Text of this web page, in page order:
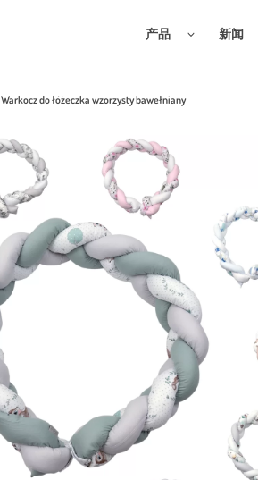
产品 新闻
Warkocz do łóżeczka wzorzysty bawełniany